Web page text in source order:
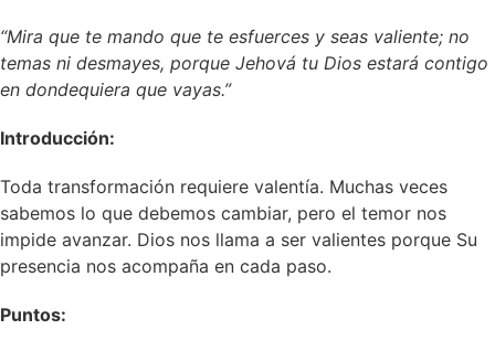
“Mira que te mando que te esfuerces y seas valiente; no
temas ni desmayes, porque Jehová tu Dios estará contigo
en dondequiera que vayas.”
Introducción:
Toda transformación requiere valentía. Muchas veces
sabemos lo que debemos cambiar, pero el temor nos
impide avanzar. Dios nos llama a ser valientes porque Su
presencia nos acompaña en cada paso.
Puntos: